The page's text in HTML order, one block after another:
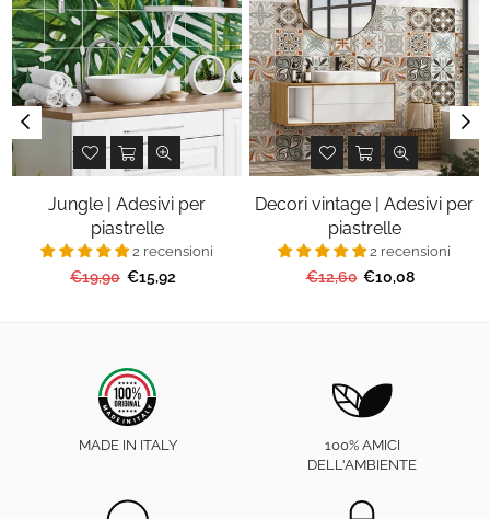
Jungle | Adesivi per
piastrelle
2 recensioni
Prezzo
€19,90 €15,92
Decori vintage | Adesivi per
piastrelle
2 recensioni
Prezzo
€12,60 €10,08
MADE IN ITALY
100% AMICI
DELL'AMBIENTE